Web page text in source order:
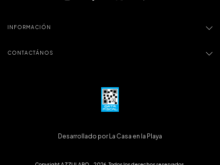
INFORMACIÓN
CONTACTÁNOS
Desarrollado por La Casa en la Playa